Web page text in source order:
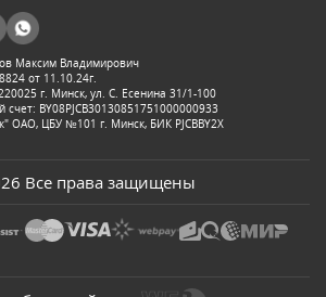
Максим Владимирович
от 11.10.24г.
г. Минск, ул. С. Есенина 31/1-100
счет: BY08PJCB30130851751000000933
ОАО, ЦБУ №101 г. Минск, БИК PJCBBY2X
Все права защищены